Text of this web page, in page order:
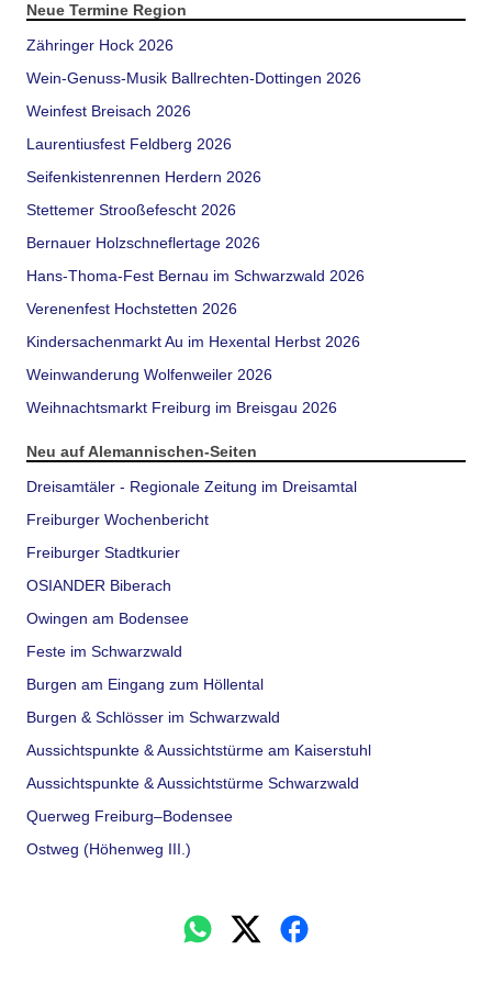
Neue Termine Region
Zähringer Hock 2026
Wein-Genuss-Musik Ballrechten-Dottingen 2026
Weinfest Breisach 2026
Laurentiusfest Feldberg 2026
Seifenkistenrennen Herdern 2026
Stettemer Strooßefescht 2026
Bernauer Holzschneflertage 2026
Hans-Thoma-Fest Bernau im Schwarzwald 2026
Verenenfest Hochstetten 2026
Kindersachenmarkt Au im Hexental Herbst 2026
Weinwanderung Wolfenweiler 2026
Weihnachtsmarkt Freiburg im Breisgau 2026
Neu auf Alemannischen-Seiten
Dreisamtäler - Regionale Zeitung im Dreisamtal
Freiburger Wochenbericht
Freiburger Stadtkurier
OSIANDER Biberach
Owingen am Bodensee
Feste im Schwarzwald
Burgen am Eingang zum Höllental
Burgen & Schlösser im Schwarzwald
Aussichtspunkte & Aussichtstürme am Kaiserstuhl
Aussichtspunkte & Aussichtstürme Schwarzwald
Querweg Freiburg–Bodensee
Ostweg (Höhenweg III.)